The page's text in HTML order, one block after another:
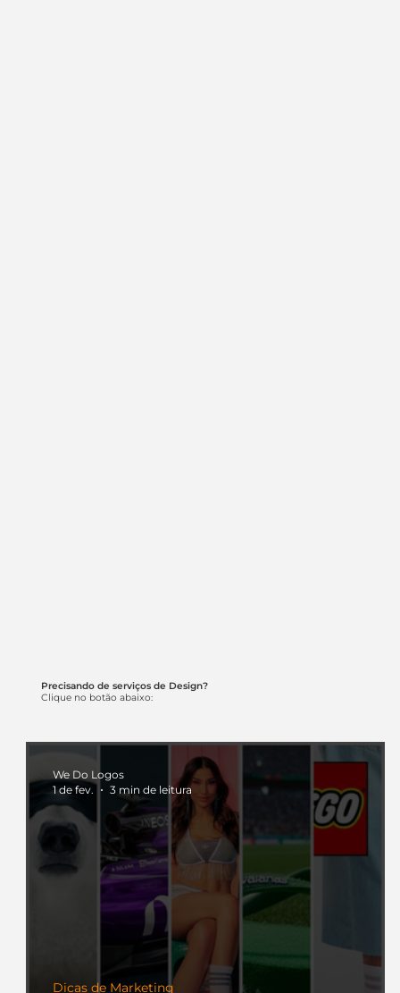
Precisando de serviços de Design?
Clique no botão abaixo:
Dicas de Marketing
We Do Logos
1 de fev.
3 min de leitura